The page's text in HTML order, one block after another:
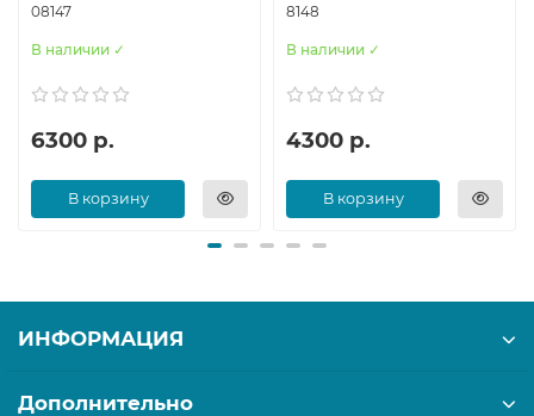
08147
В наличии ✓
6300 р.
В корзину
8148
В наличии ✓
4300 р.
В корзину
ИНФОРМАЦИЯ
Дополнительно